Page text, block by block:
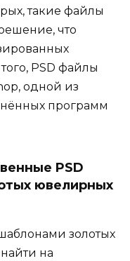
такие файлы
что
PSD файлы
одной из
программ
PSD
ювелирных
золотых
на